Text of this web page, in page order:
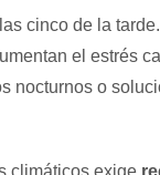
cinco de la
el estrés
nocturnos o
climáticos exige